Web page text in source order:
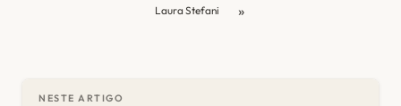
Laura Stefani »
NESTE ARTIGO